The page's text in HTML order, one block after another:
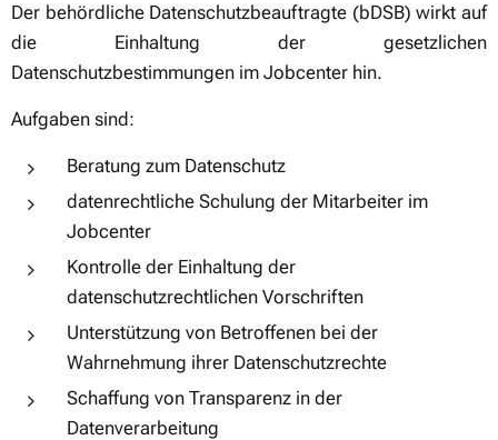
Der behördliche Datenschutzbeauftragte (bDSB) wirkt auf
die Einhaltung der gesetzlichen
Datenschutzbestimmungen im Jobcenter hin.
Aufgaben sind:
Beratung zum Datenschutz
datenrechtliche Schulung der Mitarbeiter im
Jobcenter
Kontrolle der Einhaltung der
datenschutzrechtlichen Vorschriften
Unterstützung von Betroffenen bei der
Wahrnehmung ihrer Datenschutzrechte
Schaffung von Transparenz in der
Datenverarbeitung